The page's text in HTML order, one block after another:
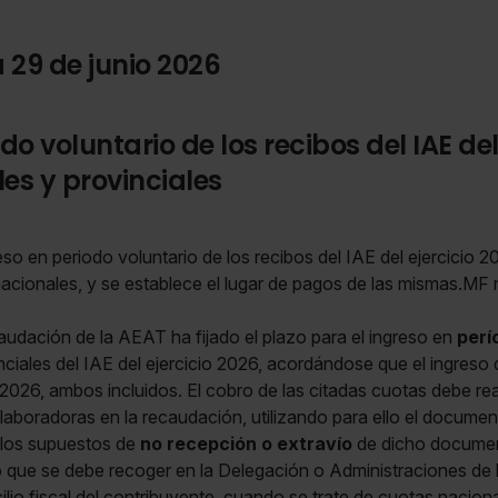
de junio 2026
voluntario de los recibos del IAE
y provinciales
en periodo voluntario de los recibos del IAE del ejercicio
y se establece el lugar de pagos de las
de la AEAT ha fijado el plazo para el ingreso en
del IAE del ejercicio 2026, acordándose que el ingreso
ambos incluidos. El cobro de las citadas cuotas debe
en la recaudación, utilizando para ello el
supuestos de no recepción o extravío de dicho
se debe recoger en la Delegación o Administraciones